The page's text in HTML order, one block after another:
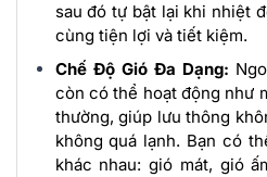
sau đó tự bật lại khi nhiệt
cùng tiện lợi và tiết kiệm.
Chế Độ Gió Đa Dạng:
còn có thể hoạt động như
thường, giúp lưu thông
không quá lạnh. Bạn có
khác nhau: gió mát, gió